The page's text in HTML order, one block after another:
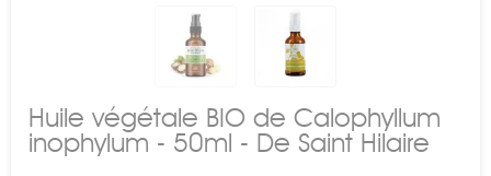
Huile végétale BIO de Calophyllum
inophylum - 50ml - De Saint Hilaire